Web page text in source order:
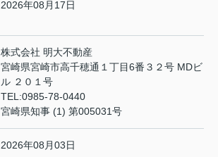
2026年08月17日
株式会社 明大不動産
宮崎県宮崎市高千穂通１丁目6番３２号 MDビ
ル ２０１号
TEL:0985-78-0440
宮崎県知事 (1) 第005031号
2026年08月03日